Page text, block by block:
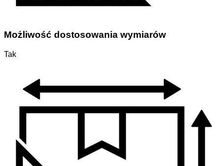
Możliwość dostosowania wymiarów
Tak